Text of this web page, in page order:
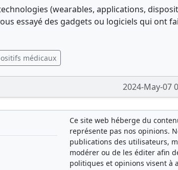
(wearables, applications,
essayé des gadgets ou logiciels qui ont
médicaux
2024-May-07
Ce site web héberge du
représente pas nos opinions.
publications des utilisateurs,
modérer ou de les éditer afin
politiques et opinions visent à